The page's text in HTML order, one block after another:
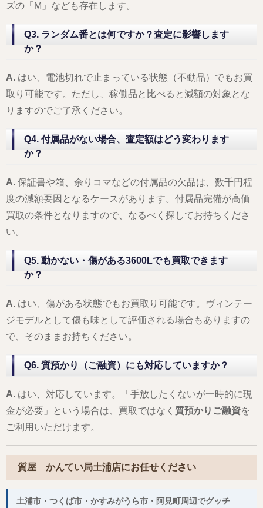
ズの「M」なども存在します。
Q3. ランダム番とは何ですか？査定に影響します
か？
A. はい、電池切れで止まっている状態（不動品）でもお買
取り可能です。ただし、稼働品と比べると減額の対象とな
りますのでご了承ください。
Q4. 付属品がない場合、査定額はどう変わります
か？
A. 保証書や箱、余りコマなどの付属品の欠品は、数千円程
度の減額要因となるケースがあります。付属品完備が高価
買取の条件となりますので、なるべく探してお持ちくださ
い。
Q5. 動かない・傷がある3600Lでも買取できます
か？
A. はい、傷がある状態でもお買取り可能です。ヴィンテー
ジモデルとして傷も味として評価される場合もありますの
で、そのままお持ちください。
Q6. 質預かり（ご融資）にも対応していますか？
A. はい、対応しています。「手放したくないが一時的に現
金が必要」という場合は、買取ではなく 質預かりご融資を
ご利用いただけます。
質屋 かんてい局土浦店にお任せください
土浦市・つくば市・かすみがうら市・阿見町周辺でグッチ